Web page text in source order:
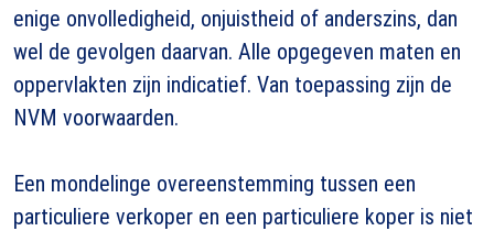
enige onvolledigheid, onjuistheid of anderszins, dan
wel de gevolgen daarvan. Alle opgegeven maten en
oppervlakten zijn indicatief. Van toepassing zijn de
NVM voorwaarden.
Een mondelinge overeenstemming tussen een
particuliere verkoper en een particuliere koper is niet